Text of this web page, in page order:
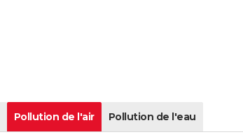
Pollution de l'air Pollution de l'eau